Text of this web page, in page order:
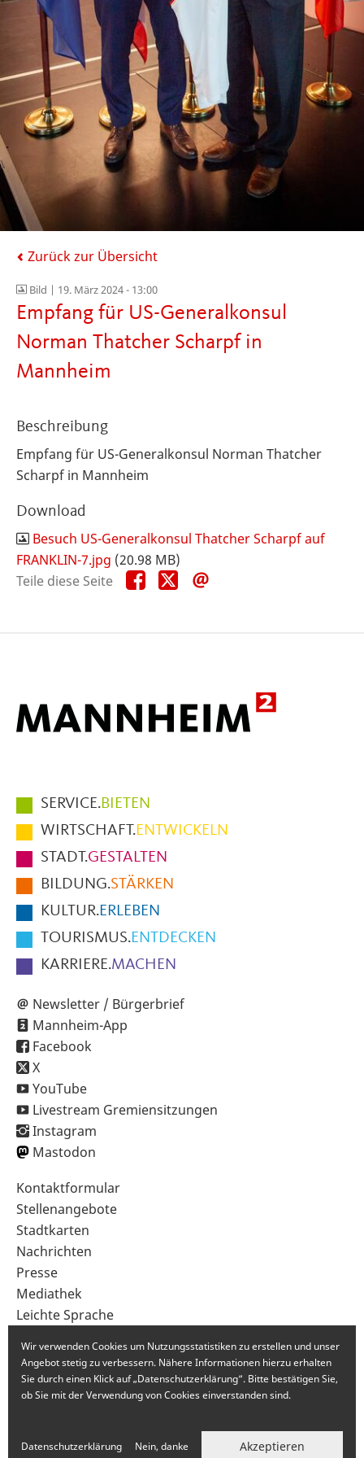
Zurück zur Übersicht
Bild | 19. März 2024 - 13:00
Empfang für US-Generalkonsul
Norman Thatcher Scharpf in
Mannheim
Beschreibung
Empfang für US-Generalkonsul Norman Thatcher
Scharpf in Mannheim
Download
Besuch US-Generalkonsul Thatcher Scharpf auf
FRANKLIN-7.jpg (20.98 MB)
Teile diese Seite
Teile
diese
Teile
diese
Hauptmenüpunkte
im
Fußbereich
der
Seite
SERVICE.BIETEN
WIRTSCHAFT.ENTWICKELN
STADT.GESTALTEN
BILDUNG.STÄRKEN
KULTUR.ERLEBEN
TOURISMUS.ENTDECKEN
KARRIERE.MACHEN
Newsletter / Bürgerbrief
Mannheim-App
Facebook
X
YouTube
Livestream Gremiensitzungen
Instagram
Mastodon
Sekundärnavigation
im
Fußbereich
Kontaktformular
Stellenangebote
Stadtkarten
Nachrichten
Presse
Mediathek
Leichte Sprache
Wir verwenden Cookies um Nutzungsstatistiken zu erstellen und unser
Angebot stetig zu verbessern. Nähere Informationen hierzu erhalten
Sie durch einen Klick auf „Datenschutzerklärung“. Bitte bestätigen Sie,
ob Sie mit der Verwendung von Cookies einverstanden sind.
Datenschutzerklärung Nein, danke Akzeptieren